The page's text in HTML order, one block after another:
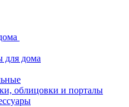
для дома
облицовки и порталы